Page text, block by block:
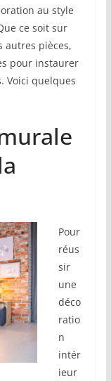
au style
ce soit sur
autres pièces,
pour instaurer
Voici quelques
Pour
réus
sir
une
déco
ratio
n
intér
ieur